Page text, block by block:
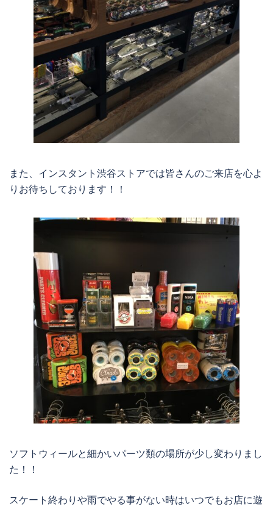
また、インスタント渋谷ストアでは皆さんのご来店を心よ
りお待ちしております！！
ソフトウィールと細かいパーツ類の場所が少し変わりまし
た！！
スケート終わりや雨でやる事がない時はいつでもお店に遊